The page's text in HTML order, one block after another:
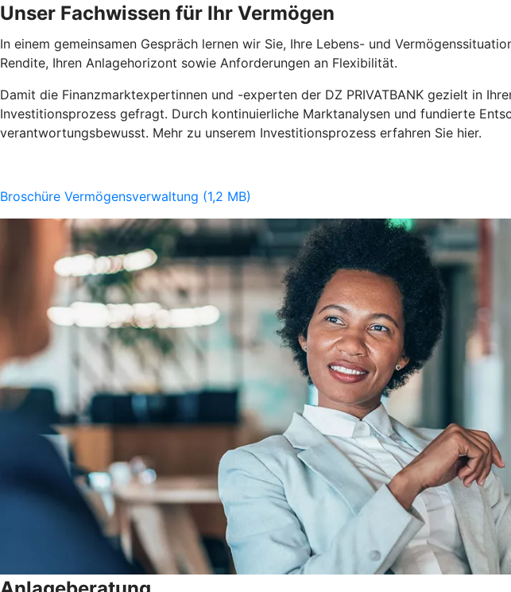
Unser Fachwissen für Ihr Vermögen
In einem gemeinsamen Gespräch lernen wir Sie, Ihre Lebens- und
Rendite, Ihren Anlagehorizont sowie Anforderungen an Flexibilität.
Damit die Finanzmarktexpertinnen und -experten der DZ PRIVATBANK gezielt in
Investitionsprozess gefragt. Durch kontinuierliche Marktanalysen und fundierte
verantwortungsbewusst. Mehr zu unserem Investitionsprozess erfahren Sie hier.
Broschüre Vermögensverwaltung (1,2 MB)